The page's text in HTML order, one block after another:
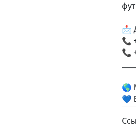
📩
📞
📞
🌎
💙